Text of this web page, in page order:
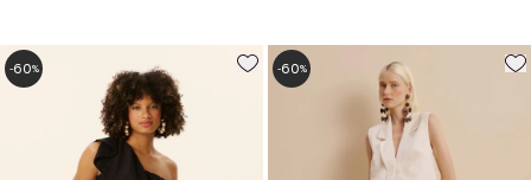
-60% -60%